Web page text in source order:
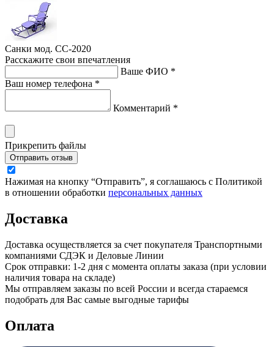
Санки мод. СС-2020
Расскажите свои впечатления
Ваше ФИО *
Ваш номер телефона *
Комментарий *
Прикрепить файлы
Отправить отзыв
Нажимая на кнопку “Отправить”, я соглашаюсь с Политикой
в отношении обработки персональных данных
Доставка
Доставка осуществляется за счет покупателя Транспортными
компаниями СДЭК и Деловые Линии
Срок отправки: 1-2 дня с момента оплаты заказа (при условии
наличия товара на складе)
Мы отправляем заказы по всей России и всегда стараемся
подобрать для Вас самые выгодные тарифы
Оплата